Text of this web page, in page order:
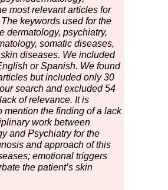
most relevant articles for
keywords used for the
dermatology, psychiatry,
somatic diseases,
diseases. We included
or Spanish. We found
but included only 30
search and excluded 54
of relevance. It is
mention the finding of a lack
work between
and Psychiatry for the
and approach of this
emotional triggers
the patient’s skin